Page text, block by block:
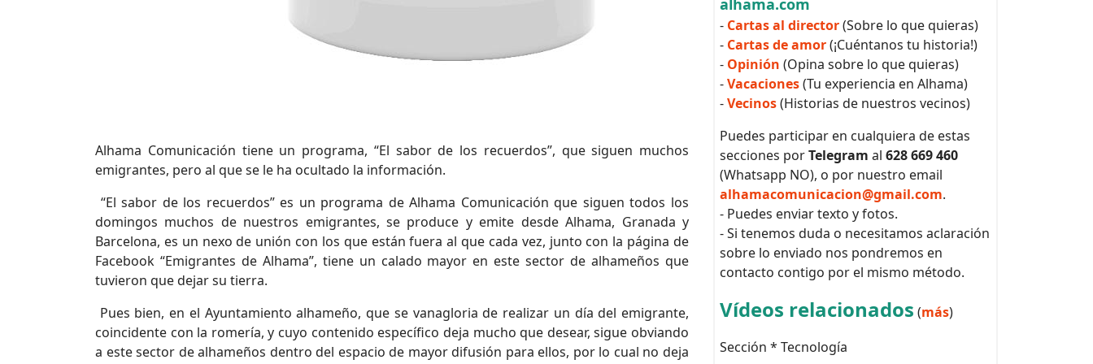
Alhama Comunicación tiene un programa, “El sabor de los recuerdos”, que siguen muchos
emigrantes, pero al que se le ha ocultado la información.
“El sabor de los recuerdos” es un programa de Alhama Comunicación que siguen todos los
domingos muchos de nuestros emigrantes, se produce y emite desde Alhama, Granada y
Barcelona, es un nexo de unión con los que están fuera al que cada vez, junto con la página de
Facebook “Emigrantes de Alhama”, tiene un calado mayor en este sector de alhameños que
tuvieron que dejar su tierra.
Pues bien, en el Ayuntamiento alhameño, que se vanagloria de realizar un día del emigrante,
coincidente con la romería, y cuyo contenido específico deja mucho que desear, sigue obviando
a este sector de alhameños dentro del espacio de mayor difusión para ellos, por lo cual no deja
alhama.com
- Cartas al director(Sobre lo que quieras)
- Cartas de amor(¡Cuéntanos tu historia!)
- Opinión (Opina sobre lo que quieras)
-Vacaciones(Tu experiencia en Alhama)
-Vecinos(Historias de nuestros vecinos)
Puedes participar en cualquiera de estas
secciones porTelegram al 628 669 460
(Whatsapp NO), o por nuestro email
alhamacomunicacion@gmail.com.
- Puedes enviar texto y fotos.
- Si tenemos duda o necesitamos aclaración
sobre lo enviado nos pondremos en
contacto contigo por el mismo método.
Vídeos relacionados (más)
Sección * Tecnología